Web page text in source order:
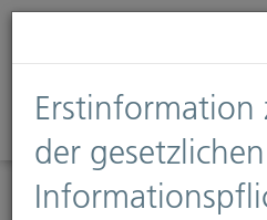
Diese Webseite verwendet
Informationen finden Sie auf
Diese Nachricht
Erstinformation
der gesetzlichen